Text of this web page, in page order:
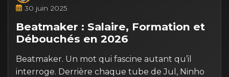
30 juin 2025
Beatmaker : Salaire, Formation et
Débouchés en 2026
Beatmaker. Un mot qui fascine autant qu’il
interroge. Derrière chaque tube de Jul, Ninho